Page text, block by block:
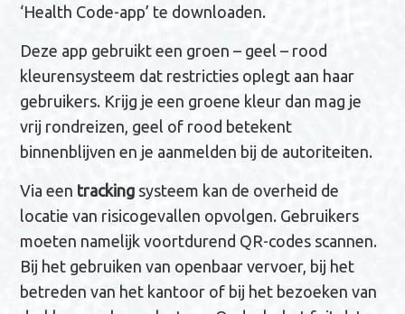
‘Health Code-app’ te downloaden.
Deze app gebruikt een groen – geel – rood
kleurensysteem dat restricties oplegt aan haar
gebruikers. Krijg je een groene kleur dan mag je
vrij rondreizen, geel of rood betekent
binnenblijven en je aanmelden bij de autoriteiten.
Via een tracking systeem kan de overheid de
locatie van risicogevallen opvolgen. Gebruikers
moeten namelijk voortdurend QR-codes scannen.
Bij het gebruiken van openbaar vervoer, bij het
betreden van het kantoor of bij het bezoeken van